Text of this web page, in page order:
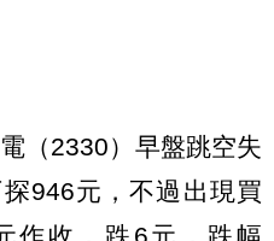
（2330）早盤跳空失
946元，不過出現買